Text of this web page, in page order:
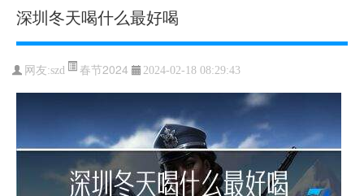
深圳冬天喝什么最好喝
网友:szd 春节2024 2024-02-18 08:29:43